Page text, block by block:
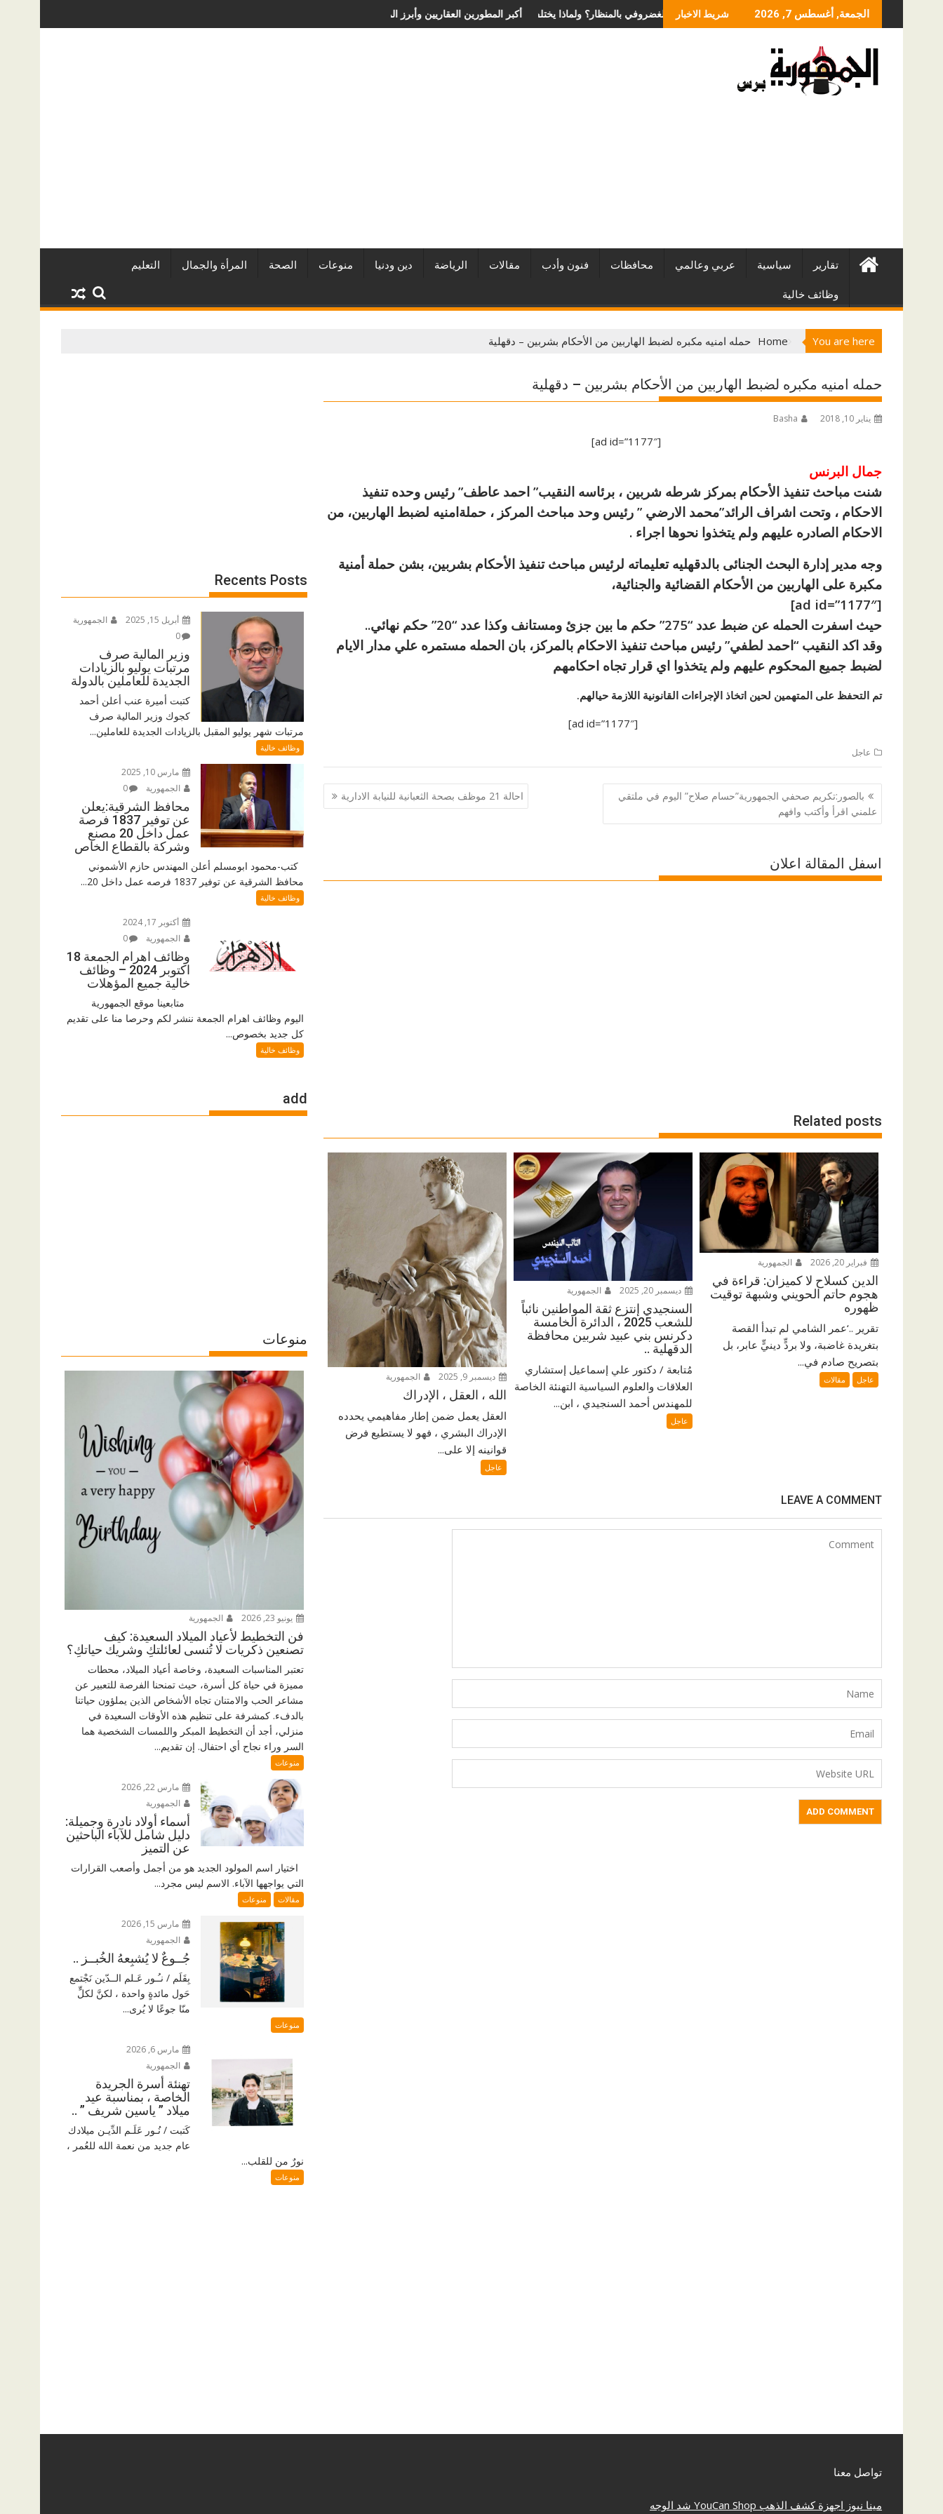
to
الجمعة, أغسطس 7, 2026 شريط الاخبار أفضل شركات التطوير العقاري في مصر من URE | أكبر المطورين العقاريين وأبرز المشروعاتما الذي يحدد سعر عملية الانزلاق الغضروفي بالمنظار؟ ولماذا يختلف من مريض لآخر؟
تقارير سياسية عربي وعالمي محافظات فنون وأدب مقالات الرياضة دين ودنيا منوعات الصحة المرأة والجمال التعليم
وظائف خالية
You are here
Home حمله امنيه مكبره لضبط الهاربين من الأحكام بشربين – دقهلية
حمله امنيه مكبره لضبط الهاربين من الأحكام بشربين – دقهلية
يناير 10, 2018 Basha
[ad id=”1177″]
جمال البرنس
شنت مباحث تنفيذ الأحكام بمركز شرطه شربين ، برئاسه النقيب” احمد عاطف” رئيس وحده تنفيذ
الاحكام ، وتحت اشراف الرائد”محمد الارضي ” رئيس وحد مباحث المركز ، حملةامنيه لضبط الهاربين، من
الاحكام الصادره عليهم ولم يتخذوا نحوها اجراء .
وجه مدير إدارة البحث الجنائى بالدقهليه تعليماته لرئيس مباحث تنفيذ الأحكام بشربين، بشن حملة أمنية
مكبرة على الهاربين من الأحكام القضائية والجنائية،
[ad id=”1177″]
حيث اسفرت الحمله عن ضبط عدد “275” حكم ما بين جزئ ومستانف وكذا عدد “20” حكم نهائي..
وقد اكد النقيب “احمد لطفي” رئيس مباحث تنفيذ الاحكام بالمركز، بان الحمله مستمره علي مدار الايام
لضبط جميع المحكوم عليهم ولم يتخذوا اي قرار تجاه احكامهم
تم التحفظ على المتهمين لحين اتخاذ الإجراءات القانونية اللازمة حيالهم.
[ad id=”1177″]
عاجل
تصفّح
المقالات
بالصور:تكريم صحفي الجمهورية”حسام صلاح” اليوم في ملتقي
علمني اقرأ وأكتب وافهم
احالة 21 موظف بصحة الثعبانية للنيابة الادارية
اسفل المقالة اعلان
Related posts
فبراير 20, 2026 الجمهورية
الدين كسلاح لا كميزان: قراءة في
هجوم حاتم الحويني وشبهة توقيت
ظهوره
تقرير ..‘عمر الشامي لم تبدأ القصة
بتغريدة غاضبة، ولا بردٍّ دينيٍّ عابر، بل
بتصريح صادم في...
عاجل مقالات
ديسمبر 20, 2025 الجمهورية
السنجيدي إنتزع ثقة المواطنين نائباً
للشعب 2025 ، الدائرة الخامسة
دكرنس بني عبيد شربين محافظة
الدقهلية ..
مُتابعة / دكتور علي إسماعيل إستشاري
العلاقات والعلوم السياسية التهنئة الخاصة
للمهندس أحمد السنجيدي ، ابن...
عاجل
ديسمبر 9, 2025 الجمهورية
الله ، العقل ، الإدراك
العقل يعمل ضمن إطار مفاهيمي يحدده
الإدراك البشري ، فهو لا يستطيع فرض
قوانينه إلا على...
عاجل
LEAVE A COMMENT
Recents Posts
أبريل 15, 2025
الجمهورية
0
وزير المالية صرف
مرتبات يوليو بالزيادات
الجديدة للعاملين بالدولة
كتبت أميرة عنب أعلن أحمد
كجوك وزير المالية صرف
مرتبات شهر يوليو المقبل بالزيادات الجديدة للعاملين...
وظائف خالية
مارس 10, 2025
الجمهورية
0
محافظ الشرقية:يعلن
عن توفير 1837 فرصة
عمل داخل 20 مصنع
وشركة بالقطاع الخاص
كتب-محمود ابومسلم أعلن المهندس حازم الأشموني
محافظ الشرقية عن توفير 1837 فرصه عمل داخل 20...
وظائف خالية
أكتوبر 17, 2024
الجمهورية
0
وظائف اهرام الجمعة 18
اكتوبر 2024 – وظائف
خالية جميع المؤهلات
متابعينا موقع الجمهورية
اليوم وظائف اهرام الجمعة ننشر لكم وحرصا منا على تقديم
كل جديد بخصوص...
وظائف خالية
add
منوعات
يونيو 23, 2026 الجمهورية
فن التخطيط لأعياد الميلاد السعيدة: كيف
تصنعين ذكريات لا تُنسى لعائلتكِ وشريك حياتكِ؟
تعتبر المناسبات السعيدة، وخاصة أعياد الميلاد، محطات
مميزة في حياة كل أسرة، حيث تمنحنا الفرصة للتعبير عن
مشاعر الحب والامتنان تجاه الأشخاص الذين يملؤون حياتنا
بالدفء. كمشرفة على تنظيم هذه الأوقات السعيدة في
منزلي، أجد أن التخطيط المبكر واللمسات الشخصية هما
السر وراء نجاح أي احتفال. إن تقديم...
منوعات
مارس 22, 2026
الجمهورية
أسماء أولاد نادرة وجميلة:
دليل شامل للآباء الباحثين
عن التميز
اختيار اسم المولود الجديد هو من أجمل وأصعب القرارات
التي يواجهها الآباء. الاسم ليس مجرد...
مقالات منوعات
مارس 15, 2026
الجمهورية
جُــوعٌ لا يُشبِعهُ الخُبــز ..
بِقَلَم / نـُـور عَـلم الــدّين نَجْتمع
حَول مائدةٍ واحدة ، لكنَّ لكلٍّ
منّا جوعًا لا يُرى...
منوعات
مارس 6, 2026
الجمهورية
تهنئة أسرة الجريدة
الخاصة ، بمناسبة عيد
ميلاد ” ياسين شريف ” ..
كَتبت / نُـور عَلَـم الدِّيـن ميلادك
عام جديد من نعمة الله للعُمر ،
نورٌ من للقلب...
منوعات
تواصل معنا
مينا نيوز اجهزة كشف الذهب YouCan Shop شد الوجه